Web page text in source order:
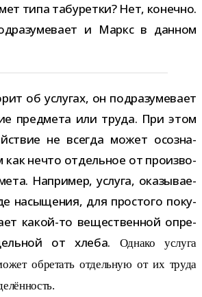
типа табу­ретки? Нет, конечно.
и Маркс в дан­ном
об услу­гах, он под­ра­зу­ме­вает
пред­мета или труда. При этом
не все­гда может осо­зна­
как нечто отдель­ное от про­из­во­
Например, услуга, ока­зы­ва­е­
насы­ще­ния, для про­стого поку­
какой-​то веще­ствен­ной опре­
от хлеба.
Однако услуга
обре­тать отдель­ную от их труда